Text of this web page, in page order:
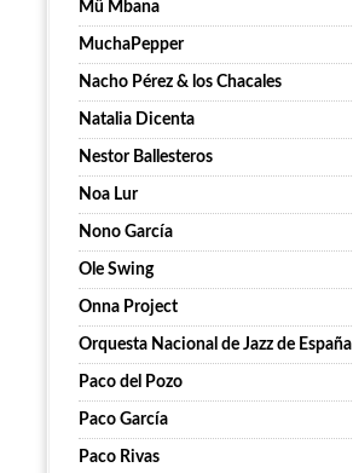
Mû Mbana
MuchaPepper
Nacho Pérez & los Chacales
Natalia Dicenta
Nestor Ballesteros
Noa Lur
Nono García
Ole Swing
Onna Project
Orquesta Nacional de Jazz de España
Paco del Pozo
Paco García
Paco Rivas